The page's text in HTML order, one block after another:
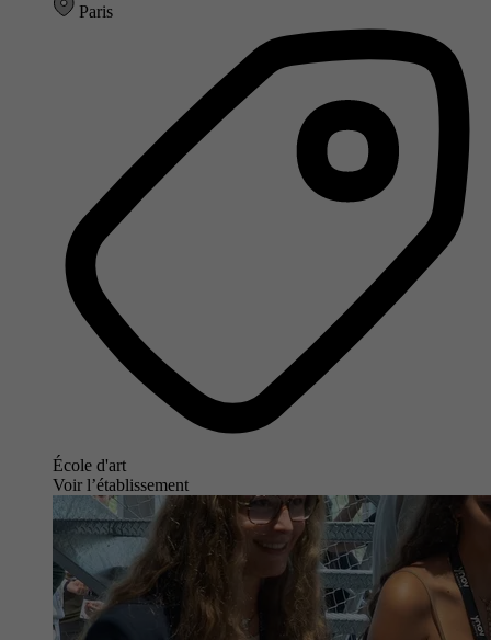
Paris
École d'art
Voir l’établissement